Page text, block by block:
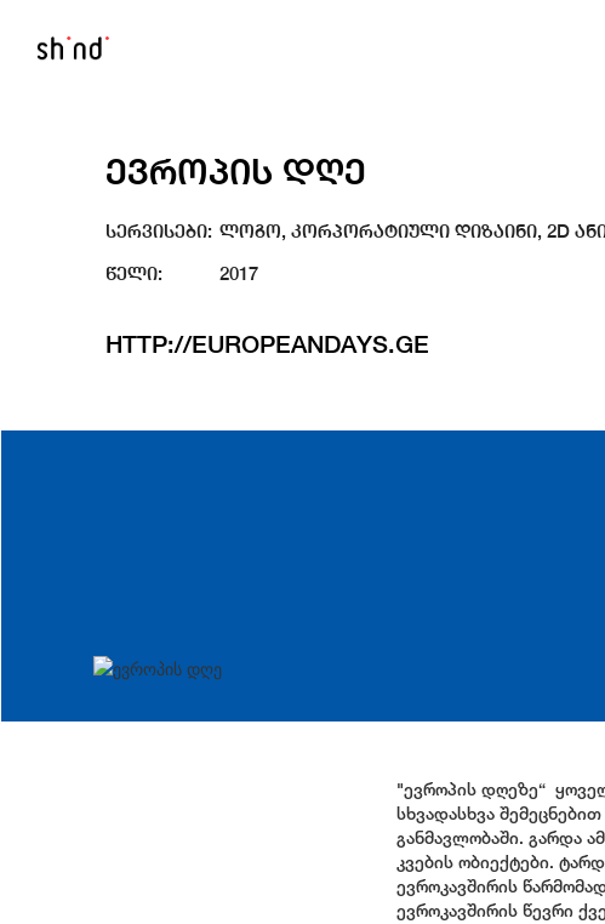
ᲔᲕᲠᲝᲞᲘᲡ ᲓᲦᲔ
სერვისები: ლოგო, კორპორატიული დიზაინი, 2D
წელი: 2017
HTTP://EUROPEANDAYS.GE
"ევროპის დღეზე“
სხვადასხვა
განმავლობაში. გარდა
კვების ობიექტები.
ევროკავშირის
ევროკავშირის წევრი